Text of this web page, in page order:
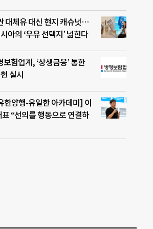
대체유 대신 현지 캐슈넛…
아의 ‘우유 선택지’ 넓힌다
보험업계, ‘상생금융’ 통한
실시
한양행-유일한 아카데미] 이
“선의를 행동으로 연결하